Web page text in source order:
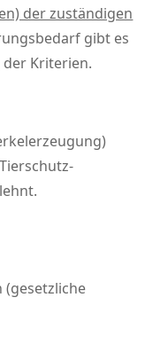
der zuständigen
gibt es
Kriterien.